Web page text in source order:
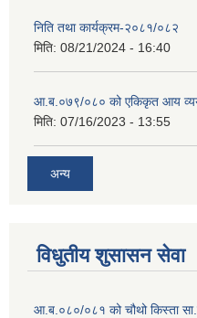
निति तथा कार्यक्रम-२०८१/०८२
मिति: 08/21/2024 - 16:40
आ.ब.०७९/०८० को एकिकृत आय
मिति: 07/16/2023 - 13:55
अन्य
विधुतीय शुसासन सेवा
आ.ब.०८०/०८१ को चौथो किस्ता